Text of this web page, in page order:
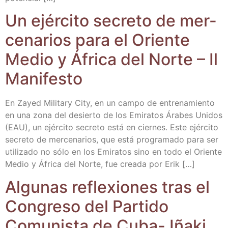
Un ejér­ci­to secre­to de mer­
ce­na­rios para el Orien­te
Medio y Áfri­ca del Nor­te – Il
Manifesto
En Zayed Mili­tary City, en un cam­po de entre­na­mien­to
en una zona del desier­to de los Emi­ra­tos Ára­bes Uni­dos
(EAU), un ejér­ci­to secre­to está en cier­nes. Este ejér­ci­to
secre­to de mer­ce­na­rios, que está pro­gra­ma­do para ser
uti­li­za­do no sólo en los Emi­ra­tos sino en todo el Orien­te
Medio y Áfri­ca del Nor­te, fue crea­da por Erik […]
Algu­nas refle­xio­nes tras el
Con­gre­so del Par­ti­do